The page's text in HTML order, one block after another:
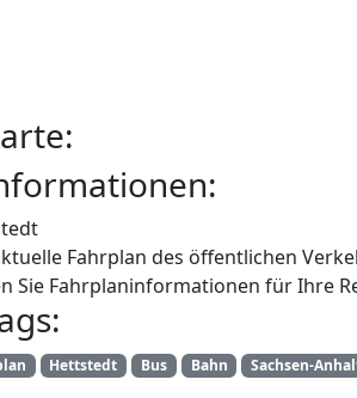
Fahrplan des öffentlichen
Sie Fahrplaninformationen für Ihre
Hettstedt Bus Bahn Sachsen-